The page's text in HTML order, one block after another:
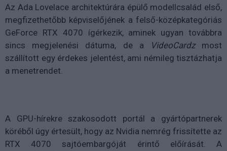
Az Ada Lovelace architektúrára épülő modellcsalád első,
megfizethetőbb képviselőjének a felső-középkategóriás
GeForce RTX 4070 ígérkezik, aminek ugyan továbbra
sincs megjelenési dátuma, de a
VideoCardzmost
szállított egy érdekes jelentést, ami némileg tisztázhatja
a menetrendet.
A GPU-hírekre szakosodott portál a gyártópartnerek
köréből úgy értesült, hogy az Nvidia nemrég frissítette az
RTX 4070 sajtóembargóját érintő előírását. A